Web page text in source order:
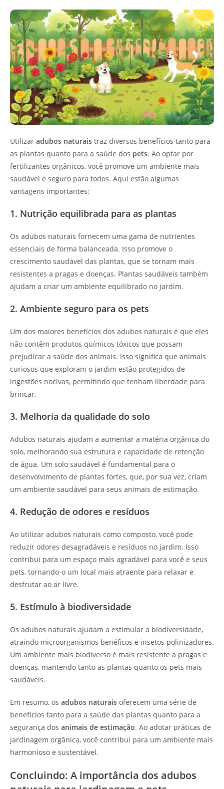
Utilizar adubos naturais traz diversos benefícios tanto para
as plantas quanto para a saúde dos pets. Ao optar por
fertilizantes orgânicos, você promove um ambiente mais
saudável e seguro para todos. Aqui estão algumas
vantagens importantes:
1. Nutrição equilibrada para as plantas
Os adubos naturais fornecem uma gama de nutrientes
essenciais de forma balanceada. Isso promove o
crescimento saudável das plantas, que se tornam mais
resistentes a pragas e doenças. Plantas saudáveis também
ajudam a criar um ambiente equilibrado no jardim.
2. Ambiente seguro para os pets
Um dos maiores benefícios dos adubos naturais é que eles
não contêm produtos químicos tóxicos que possam
prejudicar a saúde dos animais. Isso significa que animais
curiosos que exploram o jardim estão protegidos de
ingestões nocivas, permitindo que tenham liberdade para
brincar.
3. Melhoria da qualidade do solo
Adubos naturais ajudam a aumentar a matéria orgânica do
solo, melhorando sua estrutura e capacidade de retenção
de água. Um solo saudável é fundamental para o
desenvolvimento de plantas fortes, que, por sua vez, criam
um ambiente saudável para seus animais de estimação.
4. Redução de odores e resíduos
Ao utilizar adubos naturais como composto, você pode
reduzir odores desagradáveis e resíduos no jardim. Isso
contribui para um espaço mais agradável para você e seus
pets, tornando-o um local mais atraente para relaxar e
desfrutar ao ar livre.
5. Estímulo à biodiversidade
Os adubos naturais ajudam a estimular a biodiversidade,
atraindo microorganismos benéficos e insetos polinizadores.
Um ambiente mais biodiverso é mais resistente a pragas e
doenças, mantendo tanto as plantas quanto os pets mais
saudáveis.
Em resumo, os adubos naturais oferecem uma série de
benefícios tanto para a saúde das plantas quanto para a
segurança dos animais de estimação. Ao adotar práticas de
jardinagem orgânica, você contribui para um ambiente mais
harmonioso e sustentável.
Concluindo: A importância dos adubos